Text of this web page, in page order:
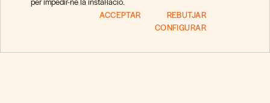
Preguntas
ACCEPTAR
REBUTJAR
CONFIGURAR